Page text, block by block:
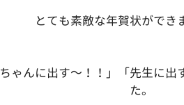
とても素敵な年賀状ができ
ちゃんに出す～！！」「先生に
た。